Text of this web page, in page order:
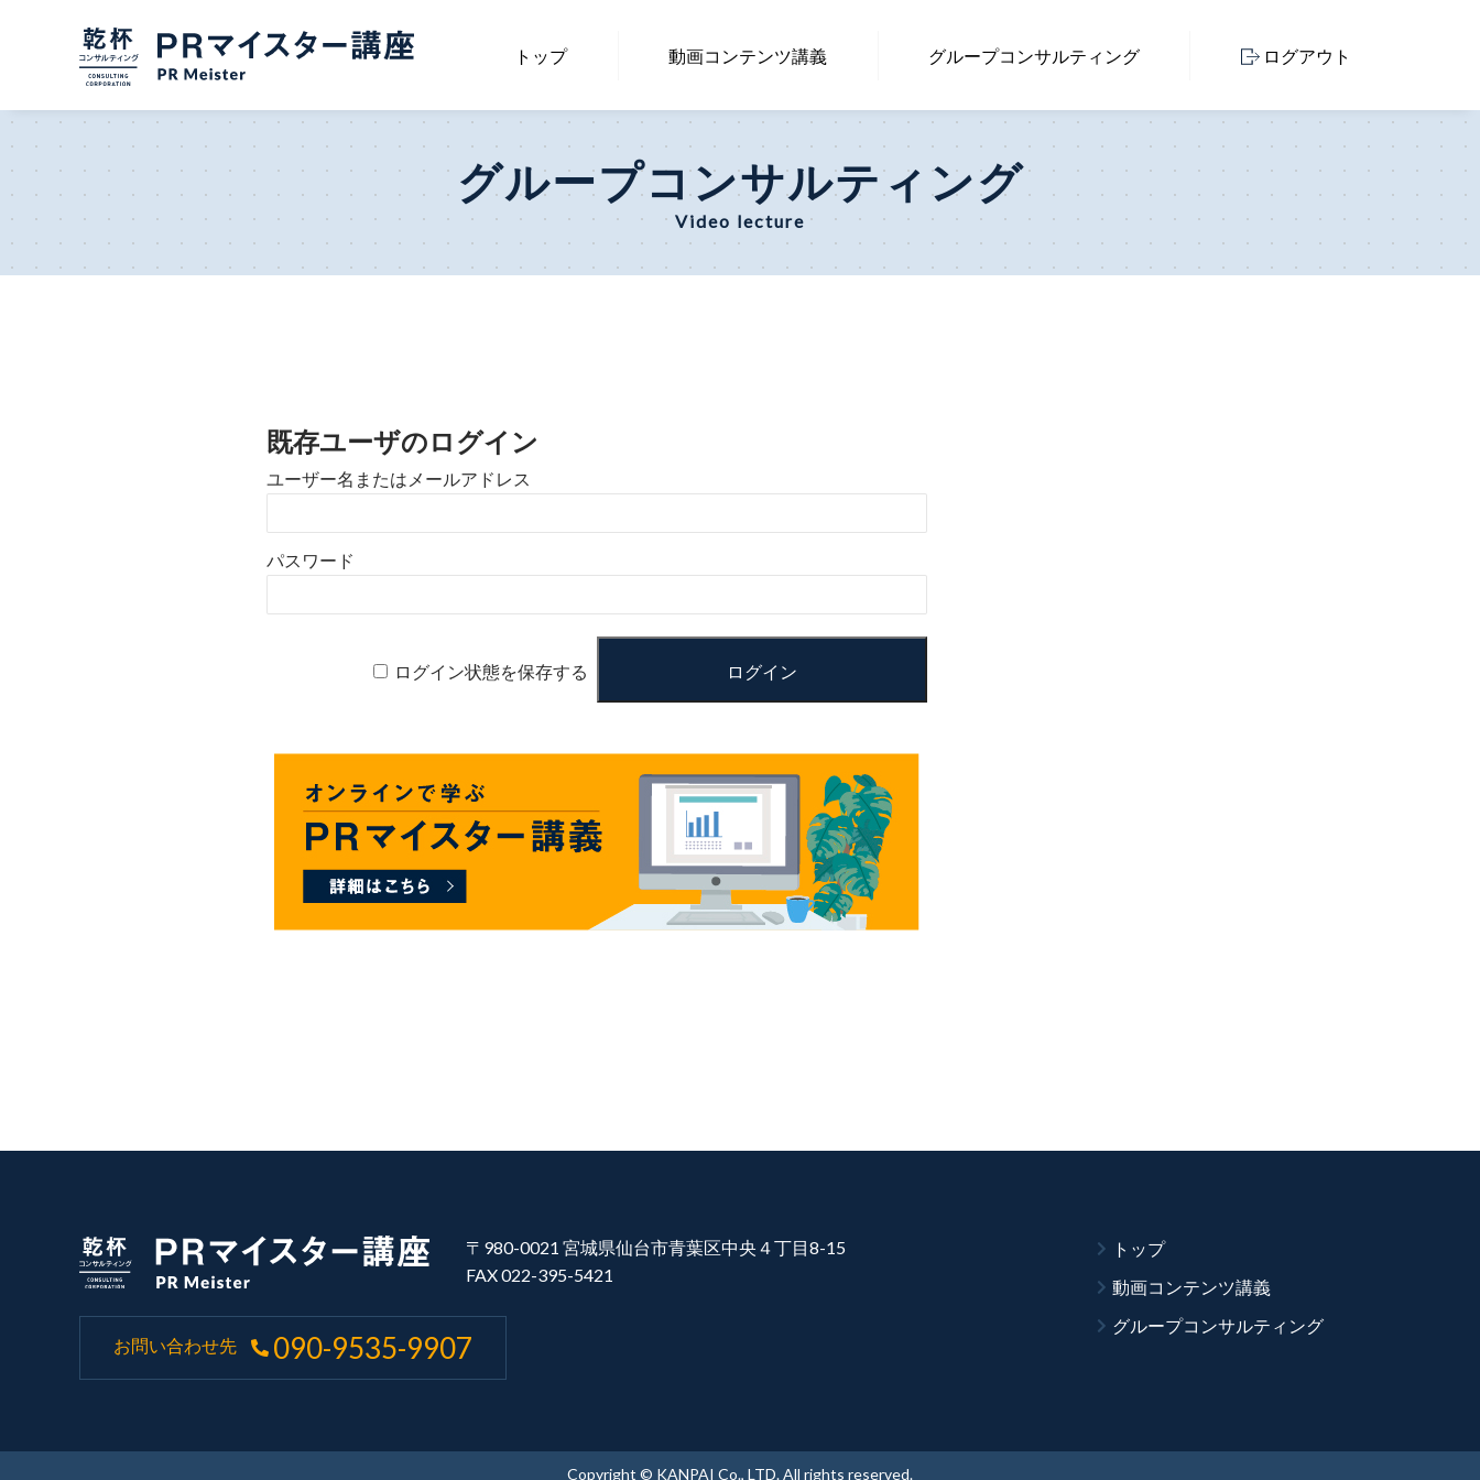
トップ 動画コンテンツ講義 グループコンサルティング ログアウト
グループコンサルティング
Video lecture
既存ユーザのログイン
ユーザー名またはメールアドレス
パスワード
ログイン状態を保存する
トップ
動画コンテンツ講義
グループコンサルティング
〒980-0021 宮城県仙台市青葉区中央４丁目8-15
FAX 022-395-5421
お問い合わせ先 090-9535-9907
Copyright © KANPAI Co., LTD. All rights reserved.